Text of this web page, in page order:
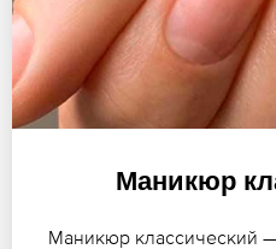
Маникюр
Маникюр классический